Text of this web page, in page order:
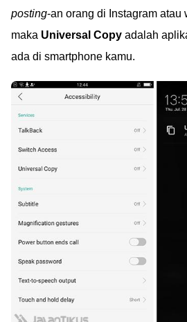
posting-an orang di Instagram atau
maka Universal Copy adalah
ada di smartphone kamu.